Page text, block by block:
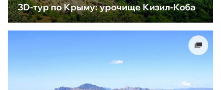
3D-тур по Крыму: урочище Кизил-Коба